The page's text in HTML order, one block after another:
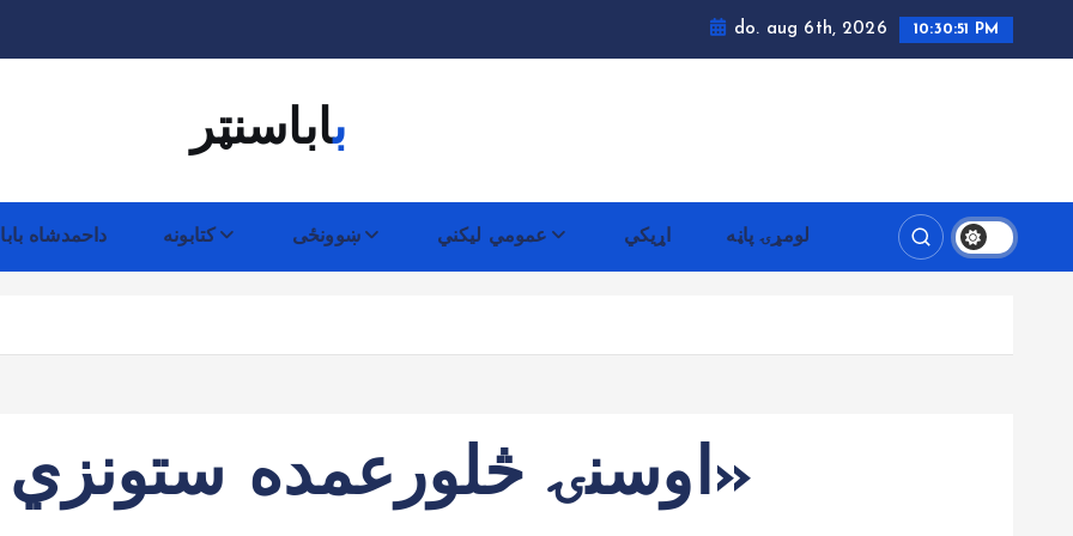
do. aug 6th, 2026 10:30:52 PM
باباسنټر
داحمدشاه کتابونه ښوونځی عمومي لیکني اړيکي لومړۍ پاڼه
«اوسنۍ څلورعمده ستونزي اودرسنیوږغونه»